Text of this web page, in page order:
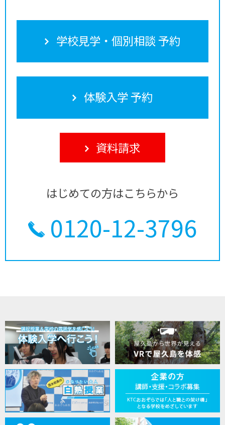
学校見学・個別相談 予約
体験入学 予約
資料請求
はじめての方はこちらから
0120-12-3796